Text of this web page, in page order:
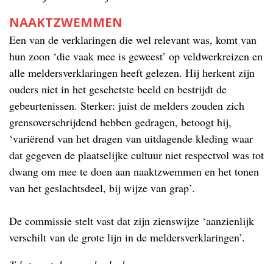
NAAKTZWEMMEN
Een van de verklaringen die wel relevant was, komt van
hun zoon ‘die vaak mee is geweest’ op veldwerkreizen en
alle meldersverklaringen heeft gelezen. Hij herkent zijn
ouders niet in het geschetste beeld en bestrijdt de
gebeurtenissen. Sterker: juist de melders zouden zich
grensoverschrijdend hebben gedragen, betoogt hij,
‘variërend van het dragen van uitdagende kleding waar
dat gegeven de plaatselijke cultuur niet respectvol was tot
dwang om mee te doen aan naaktzwemmen en het tonen
van het geslachtsdeel, bij wijze van grap’.
De commissie stelt vast dat zijn zienswijze ‘aanzienlijk
verschilt van de grote lijn in de meldersverklaringen’.